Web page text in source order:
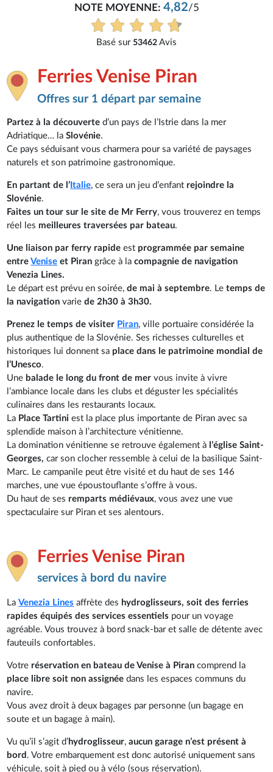
NOTE MOYENNE:4,82/5
Basé sur53462Avis
Ferries Venise Piran
Offres sur 1 départ par semaine
Partez à la découverte d’un pays de l’Istrie dans la mer
Adriatique… laSlovénie.
Ce pays séduisant vous charmera pour sa variété de paysages
naturels et son patrimoine gastronomique.
En partant de l’Italie, ce sera un jeu d’enfant rejoindre la
Slovénie.
Faites un tour sur le site de Mr Ferry, vous trouverez en temps
réel les meilleures traversées par bateau.
Une liaison par ferry rapide est programmée par semaine
entreVenise et Piran grâce à lacompagnie de navigation
Venezia Lines.
Le départ est prévu en soirée,de mai à septembre. Letemps de
la navigation variede 2h30 à 3h30.
Prenez le temps de visiter Piran, ville portuaire considérée la
plus authentique de la Slovénie. Ses richesses culturelles et
historiques lui donnent sa place dans le patrimoine mondial de
l’Unesco.
Une balade le long du front de mer vous invite à vivre
l’ambiance locale dans les clubs et déguster les spécialités
culinaires dans les restaurants locaux.
La Place Tartini est la place plus importante de Piran avec sa
splendide maison à l’architecture vénitienne.
La domination vénitienne se retrouve également à l’église Saint-
Georges,car son clocher ressemble à celui de la basilique Saint-
Marc. Le campanile peut être visité et du haut de ses 146
marches, une vue époustouflante s’offre à vous.
Du haut de ses remparts médiévaux, vous avez une vue
spectaculaire sur Piran et ses alentours.
Ferries Venise Piran
services à bord du navire
LaVenezia Lines affrète des hydroglisseurs, soit des ferries
rapides équipés des services essentiels pour un voyage
agréable. Vous trouvez à bord snack-bar et salle de détente avec
fauteuils confortables.
Votre réservation en bateau de Venise à Piran comprend la
place libre soit non assignée dans les espaces communs du
navire.
Vous avez droit à deux bagages par personne (un bagage en
soute et un bagage à main).
Vu qu’il s’agit d’hydroglisseur,aucun garage n’est présent à
bord . Votre embarquement est donc autorisé uniquement sans
véhicule, soit à pied ou à vélo (sous réservation).